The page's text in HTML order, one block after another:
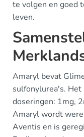
te volgen en goed
leven.
Amaryl bevat
sulfonylurea's. Het
doseringen: 1mg,
Amaryl wordt
Aventis en is